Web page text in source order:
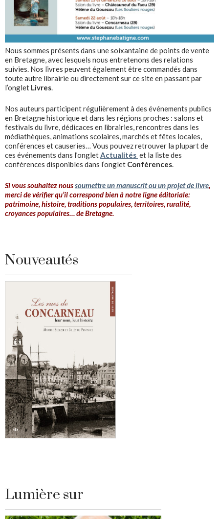
Nous sommes présents dans une soixantaine de points de vente
en Bretagne, avec lesquels nous entretenons des relations
suivies. Nos livres peuvent également être commandés dans
toute autre librairie ou directement sur ce site en passant par
l’onglet Livres.
Nos auteurs participent régulièrement à des événements publics
en Bretagne historique et dans les régions proches : salons et
festivals du livre, dédicaces en librairies, rencontres dans les
médiathèques, animations scolaires, marchés et fêtes locales,
conférences et causeries… Vous pouvez retrouver la plupart de
ces événements dans l’ongletActualités et la liste des
conférences disponibles dans l’onglet Conférences.
Si vous souhaitez noussoumettre un manuscrit ou un projet de livre,
merci de vérifier qu’il correspond bien à notre ligne éditoriale:
patrimoine, histoire, traditions populaires, territoires, ruralité,
croyances populaires… de Bretagne.
Nouveautés
Lumière sur